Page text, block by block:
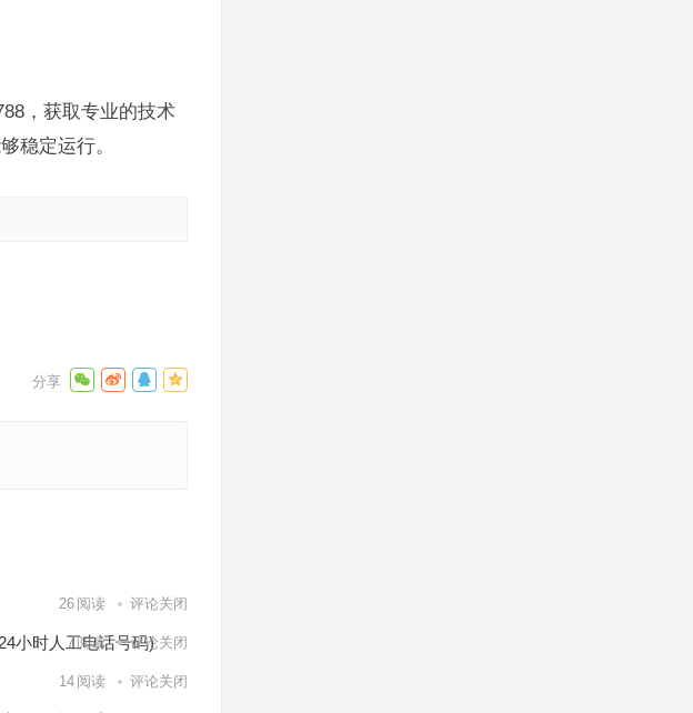
，获取专业的技术
稳定运行。
26 阅读 评论关闭
小时人工电话号码)
7 阅读 评论关闭
14 阅读 评论关闭